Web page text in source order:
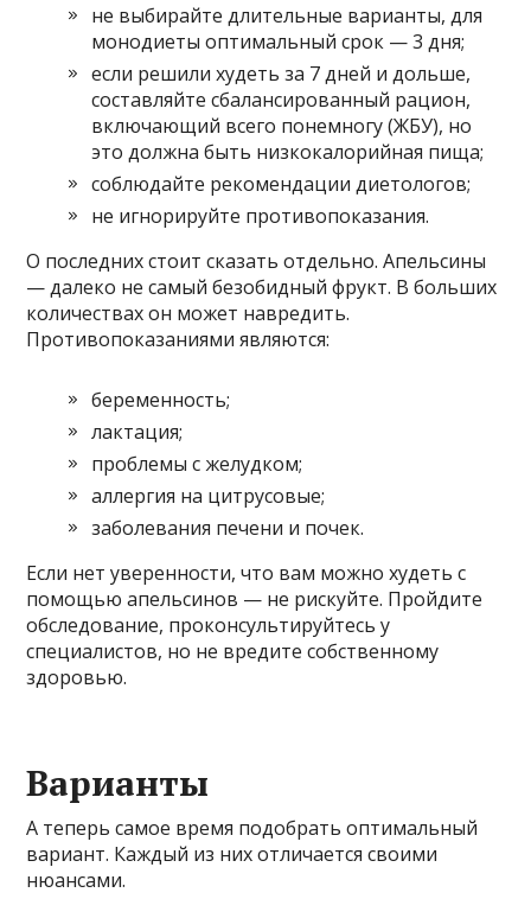
не выбирайте длительные варианты, для
монодиеты оптимальный срок — 3 дня;
если решили худеть за 7 дней и дольше,
составляйте сбалансированный рацион,
включающий всего понемногу (ЖБУ), но
это должна быть низкокалорийная пища;
соблюдайте рекомендации диетологов;
не игнорируйте противопоказания.
О последних стоит сказать отдельно. Апельсины
— далеко не самый безобидный фрукт. В больших
количествах он может навредить.
Противопоказаниями являются:
беременность;
лактация;
проблемы с желудком;
аллергия на цитрусовые;
заболевания печени и почек.
Если нет уверенности, что вам можно худеть с
помощью апельсинов — не рискуйте. Пройдите
обследование, проконсультируйтесь у
специалистов, но не вредите собственному
здоровью.
Варианты
А теперь самое время подобрать оптимальный
вариант. Каждый из них отличается своими
нюансами.